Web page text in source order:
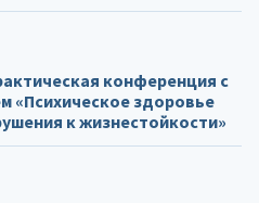
конференция с
«Психическое здоровье
к жизнестойкости»